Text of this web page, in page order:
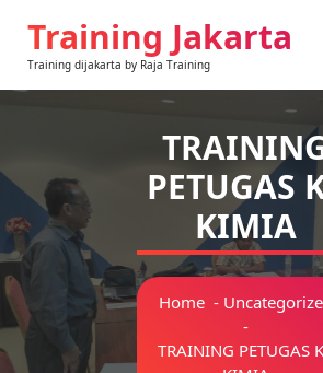
contentTraining Jakarta
Training dijakarta by Raja Training
PETUGAS
KIMIA
Home-
-
TRAINING PETUGAS